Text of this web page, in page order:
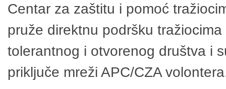
Centar za zaštitu i pomoć
pruže direktnu podršku
tolerantnog i otvorenog društva i
priključe mreži APC/CZA